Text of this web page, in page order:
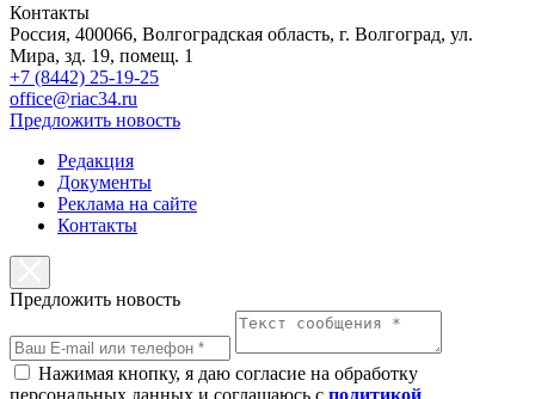
Контакты
Россия, 400066, Волгоградская область, г. Волгоград, ул.
Мира, зд. 19, помещ. 1
+7 (8442) 25-19-25
office@riac34.ru
Предложить новость
Редакция
Документы
Реклама на сайте
Контакты
Предложить новость
Нажимая кнопку, я даю согласие на обработку
персональных данных и соглашаюсь с политикой